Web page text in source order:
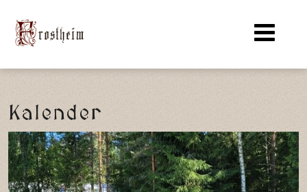
Kalender